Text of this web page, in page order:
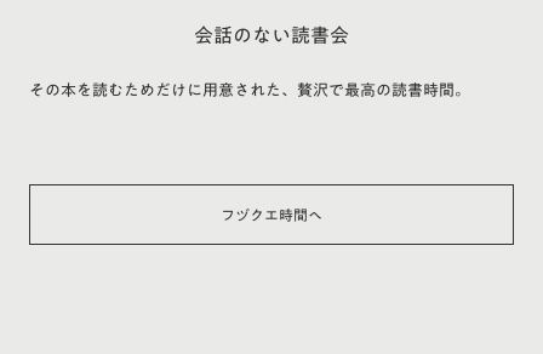
会話のない読書会
その本を読むためだけに用意された、贅沢で最高の読書時間。
フヅクエ時間へ